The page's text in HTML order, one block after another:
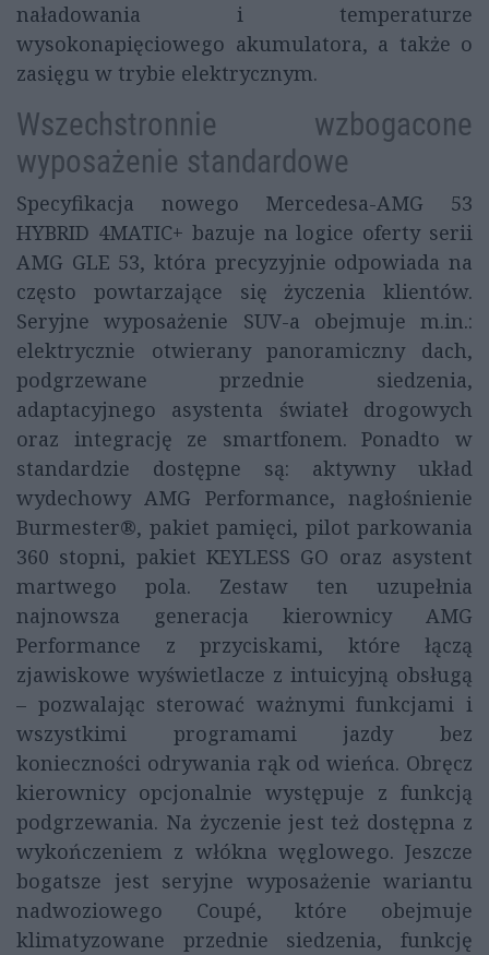
naładowania i temperaturze
wysokonapięciowego akumulatora, a także o
zasięgu w trybie elektrycznym.
Wszechstronnie wzbogacone
wyposażenie standardowe
Specyfikacja nowego Mercedesa-AMG 53
HYBRID 4MATIC+ bazuje na logice oferty serii
AMG GLE 53, która precyzyjnie odpowiada na
często powtarzające się życzenia klientów.
Seryjne wyposażenie SUV-a obejmuje m.in.:
elektrycznie otwierany panoramiczny dach,
podgrzewane przednie siedzenia,
adaptacyjnego asystenta świateł drogowych
oraz integrację ze smartfonem. Ponadto w
standardzie dostępne są: aktywny układ
wydechowy AMG Performance, nagłośnienie
Burmester®, pakiet pamięci, pilot parkowania
360 stopni, pakiet KEYLESS GO oraz asystent
martwego pola. Zestaw ten uzupełnia
najnowsza generacja kierownicy AMG
Performance z przyciskami, które łączą
zjawiskowe wyświetlacze z intuicyjną obsługą
– pozwalając sterować ważnymi funkcjami i
wszystkimi programami jazdy bez
konieczności odrywania rąk od wieńca. Obręcz
kierownicy opcjonalnie występuje z funkcją
podgrzewania. Na życzenie jest też dostępna z
wykończeniem z włókna węglowego. Jeszcze
bogatsze jest seryjne wyposażenie wariantu
nadwoziowego Coupé, które obejmuje
klimatyzowane przednie siedzenia, funkcję